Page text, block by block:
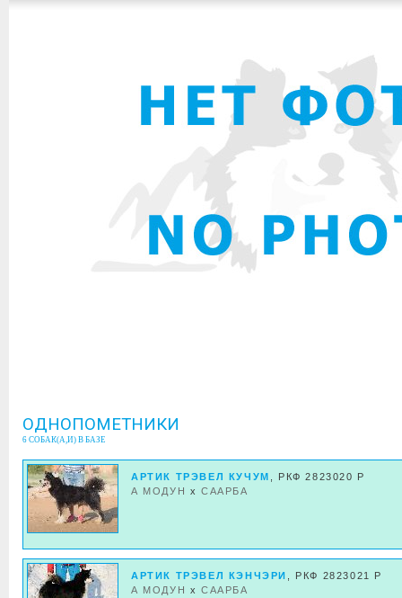
ОДНОПОМЕТНИКИ
6 СОБАК(А,И) В БАЗЕ
АРТИК ТРЭВЕЛ КУЧУМ
, РКФ 2823020 Р
А МОДУН xСААРБА
АРТИК ТРЭВЕЛ КЭНЧЭРИ
, РКФ 2823021 Р
А МОДУН xСААРБА